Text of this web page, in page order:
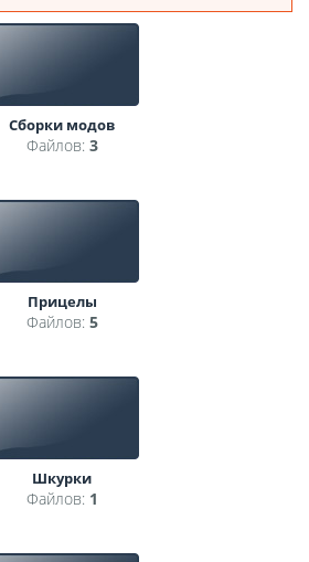
Сборки модов
Файлов: 3
Прицелы
Файлов: 5
Шкурки
Файлов: 1